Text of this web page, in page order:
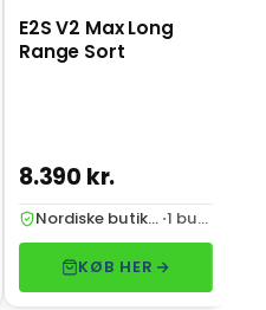
E2S V2 Max Long
Range Sort
8.390 kr.
Nordiske butikker · 1 butik
KØB HER